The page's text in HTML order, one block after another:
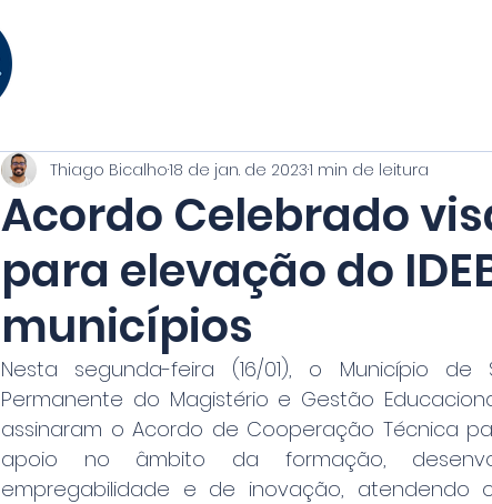
Acordo Celebrado
para elevação do
municípios
Thiago Bicalho18 de jan. de 20231 min de leitura
Nesta segunda-feira (16/01), o Município
Permanente do Magistério e Gestão
assinaram o Acordo de Cooperação Técnica
apoio no âmbito da formação,
empregabilidade e de inovação, atendendo